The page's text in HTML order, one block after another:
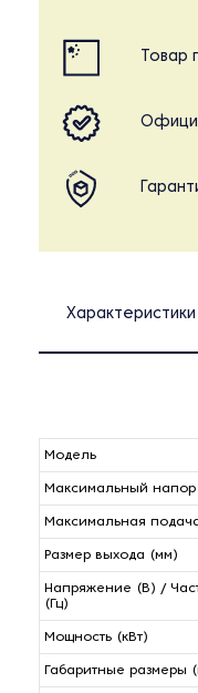
Товар
Характеристики
Модель
Максимальный
Максимальная
Размер выхода (мм)
Напряжение (В) /
(Гц)
Мощность (кВт)
Габаритные размеры